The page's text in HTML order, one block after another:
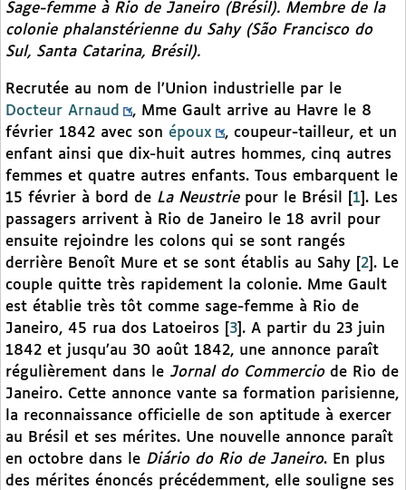
Sage-femme à Rio de Janeiro (Brésil). Membre de la
colonie phalanstérienne du Sahy (São Francisco do
Sul, Santa Catarina, Brésil).
Recrutée au nom de l’Union industrielle par le
Docteur Arnaud
, Mme Gault arrive au Havre le 8
février 1842 avec son époux
, coupeur-tailleur, et un
enfant ainsi que dix-huit autres hommes, cinq autres
femmes et quatre autres enfants. Tous embarquent le
15 février à bord de La Neustriepour le Brésil 1 . Les
passagers arrivent à Rio de Janeiro le 18 avril pour
ensuite rejoindre les colons qui se sont rangés
derrière Benoît Mure et se sont établis au Sahy
2 . Le
couple quitte très rapidement la colonie. Mme Gault
est établie très tôt comme sage-femme à Rio de
Janeiro, 45 rua dos Latoeiros
3 . A partir du 23 juin
1842 et jusqu’au 30 août 1842, une annonce paraît
régulièrement dans le Jornal do Commerciode Rio de
Janeiro. Cette annonce vante sa formation parisienne,
la reconnaissance officielle de son aptitude à exercer
au Brésil et ses mérites. Une nouvelle annonce paraît
en octobre dans le Diário do Rio de Janeiro. En plus
des mérites énoncés précédemment, elle souligne ses